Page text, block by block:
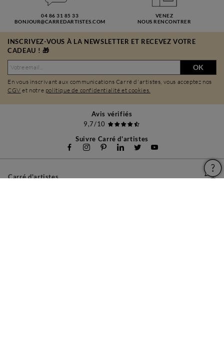
04 86 31 85 33
BONJOUR@CARREDARTISTES.COM
VENEZ
NOUS RENCONTRER
INSCRIVEZ-VOUS À LA NEWSLETTER ET RECEVEZ VOTRE
CADEAU ! 🎁
OK
En vous inscrivant aux communications Carré d'artistes, vous acceptez nos
CGV et notre politique de confidentialité et cookies.
Avis vérifiés
9,7/10
Suivre Carré d'artistes
Carré d'artistes